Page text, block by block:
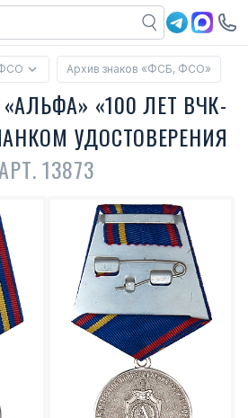
Архив знаков «ФСБ, ФСО»
«100 ЛЕТ ВЧК-
УДОСТОВЕРЕНИЯ
13873